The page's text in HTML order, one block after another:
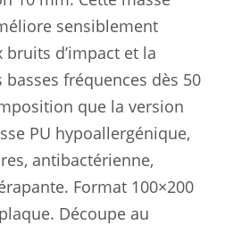
sensiblement
bruits d’impact et la
fréquences dès 50
que la version
PU hypoallergénique,
antibactérienne,
Format 100×200
Découpe au